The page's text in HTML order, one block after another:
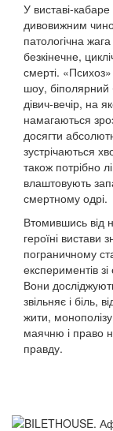
У виставі-
дивовижним
патологічна
безкінечне,
смерті.
шоу, біполярний
дівич-вечір, на
намагаються
досягти
зустрічаються
також потрібно
влаштовують
смертному одрі.
Втомившись від
героїні вистави
пограничному
експериментів
Вони
звільняє і біль,
жити,
маячню і право
правду.